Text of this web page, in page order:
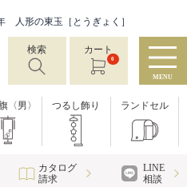
人形の東玉［とうぎょく］
検索 カート
0
MENU
〈男〉 つるし飾り ランドセル
カタログ
請求
LINE
相談